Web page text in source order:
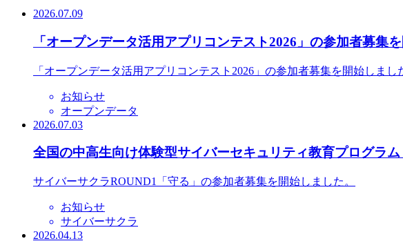
2026.07.09
「オープンデータ活用アプリコンテスト2026」の参加者募集
「オープンデータ活用アプリコンテスト2026」の参加者募集を開始しまし
お知らせ
オープンデータ
2026.07.03
全国の中高生向け体験型サイバーセキュリティ教育プログラ
サイバーサクラROUND1「守る」の参加者募集を開始しました。
お知らせ
サイバーサクラ
2026.04.13